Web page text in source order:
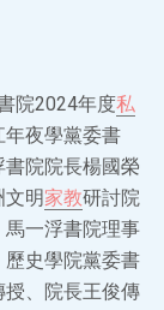
院2024年度私
夜學黨委書
院院長楊國榮
文明家教研討院
一浮書院理事
史學院黨委書
、院長王俊傳